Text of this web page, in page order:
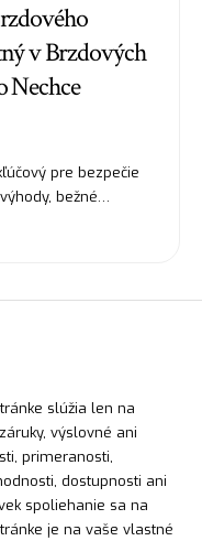
v Brzdových
Nechce
pre bezpečie
bežné…
slúžia len na
výslovné ani
primeranosti,
dostupnosti ani
spoliehanie sa na
je na vaše vlastné